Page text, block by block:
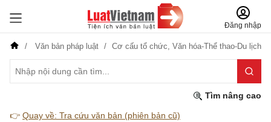
Đăng nhập
Văn bản pháp luật Cơ cấu tổ chức, Văn hóa-Thể thao-Du lịch
Tìm nâng cao
👉 Quay về: Tra cứu văn bản (phiên bản cũ)